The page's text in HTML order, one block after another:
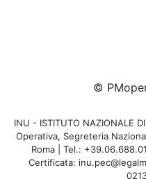
©
INU - ISTITUTO NAZIONALE
Operativa, Segreteria
Roma | Tel.:
Certificata: